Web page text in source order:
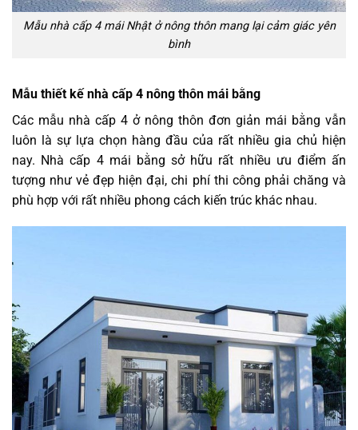
Mẫu nhà cấp 4 mái Nhật ở nông thôn mang lại cảm giác yên
bình
Mẫu thiết kế nhà cấp 4 nông thôn mái bằng
Các mẫu nhà cấp 4 ở nông thôn đơn giản mái bằng vẫn
luôn là sự lựa chọn hàng đầu của rất nhiều gia chủ hiện
nay. Nhà cấp 4 mái bằng sở hữu rất nhiều ưu điểm ấn
tượng như vẻ đẹp hiện đại, chi phí thi công phải chăng và
phù hợp với rất nhiều phong cách kiến trúc khác nhau.